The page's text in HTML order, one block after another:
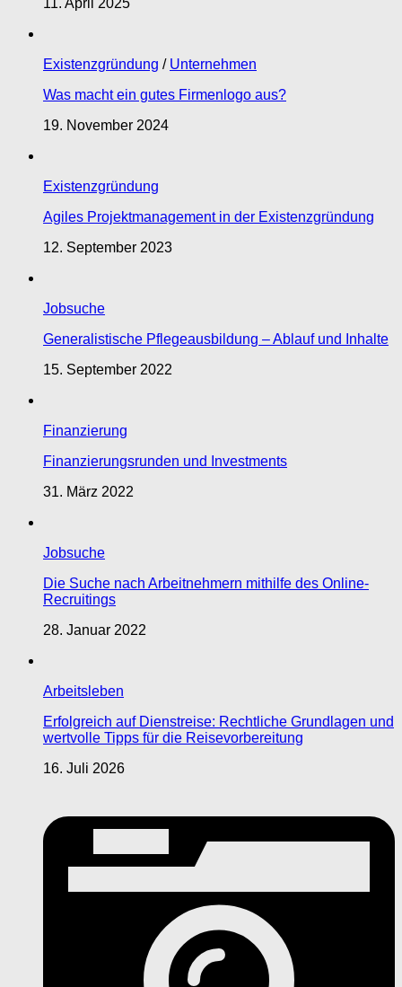
Existenzgründung / Unternehmen
Was macht ein gutes Firmenlogo aus?
19. November 2024
Existenzgründung
Agiles Projektmanagement in der Existenzgründung
12. September 2023
Jobsuche
Generalistische Pflegeausbildung – Ablauf und Inhalte
15. September 2022
Finanzierung
Finanzierungsrunden und Investments
31. März 2022
Jobsuche
Die Suche nach Arbeitnehmern mithilfe des Online-
Recruitings
28. Januar 2022
Arbeitsleben
Erfolgreich auf Dienstreise: Rechtliche Grundlagen und
wertvolle Tipps für die Reisevorbereitung
16. Juli 2026